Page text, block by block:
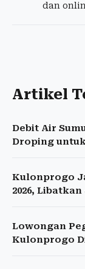
dan
Artikel
Debit Air
Droping
Kulonprogo
2026, Libatkan
Lowongan
Kulonprogo